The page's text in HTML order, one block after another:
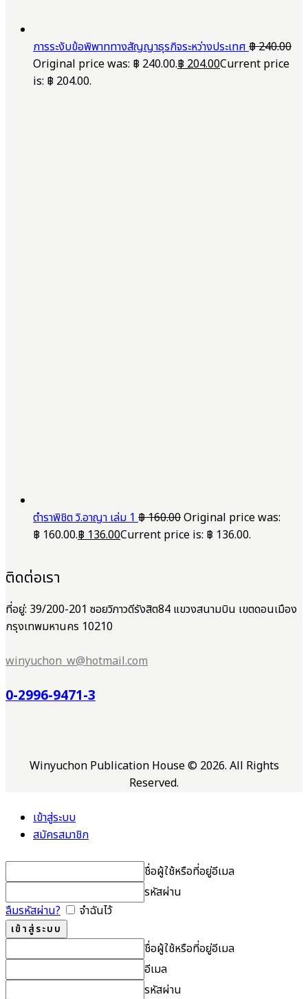
การระงับข้อพิพาททางสัญญาธุรกิจระหว่างประเทศ฿240.00
Original price was: ฿ 240.00.฿204.00Current price
is: ฿ 204.00.
ตำราพิชิต วิ.อาญา เล่ม 1฿160.00Original price was:
฿ 160.00.฿136.00Current price is: ฿ 136.00.
ติดต่อเรา
ที่อยู่: 39/200-201 ซอยวิภาวดีรังสิต84 แขวงสนามบิน เขตดอนเมือง
กรุงเทพมหานคร 10210
winyuchon_w@hotmail.com
0-2996-9471-3
Winyuchon Publication House © 2026. All Rights
Reserved.
เข้าสู่ระบบ
สมัครสมาชิก
ชื่อผู้ใช้หรือที่อยู่อีเมล
รหัสผ่าน
ลืมรหัสผ่าน?
จำฉันไว้
ชื่อผู้ใช้หรือที่อยู่อีเมล
อีเมล
รหัสผ่าน